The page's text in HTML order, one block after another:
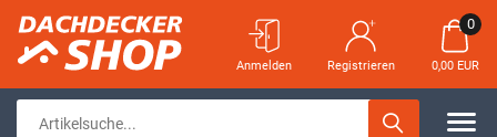
Anmelden Registrieren
0
0,00 EUR